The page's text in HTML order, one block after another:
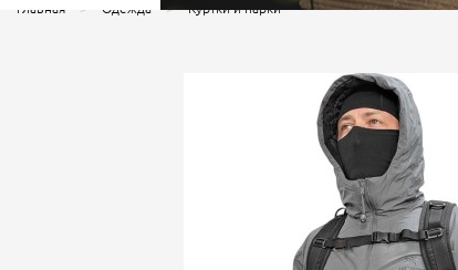
Главная Одежда Куртки и парки